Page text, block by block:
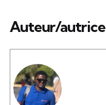
Auteur/autrice